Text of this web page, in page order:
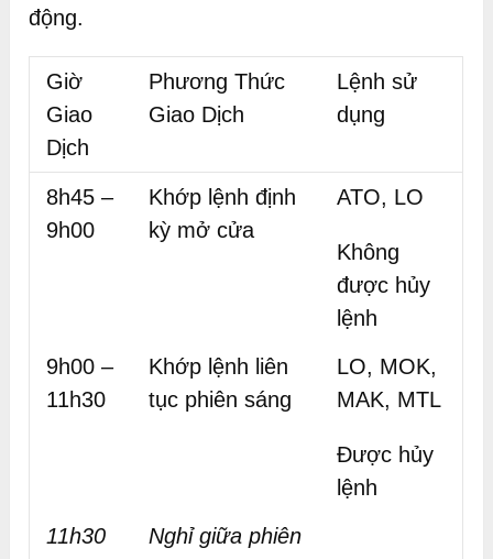
động.
Giờ
Giao
Dịch
Phương Thức
Giao Dịch
Lệnh sử
dụng
8h45 –
9h00
Khớp lệnh định
kỳ mở cửa
ATO, LO
Không
được hủy
lệnh
9h00 –
11h30
Khớp lệnh liên
tục phiên sáng
LO, MOK,
MAK, MTL
Được hủy
lệnh
11h30
Nghỉ giữa phiên